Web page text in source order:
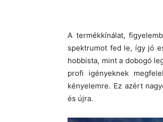
A termékkínálat,
spektrumot fed le, így jó
hobbista, mint a dobogó
profi igényeknek
kényelemre. Ez azért
és újra.